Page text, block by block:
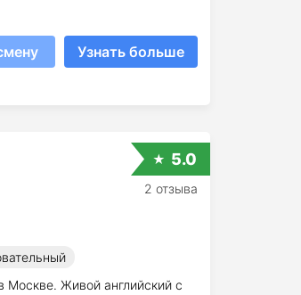
Узнать больше
Москве. Живой английский с
5.0
2 отзыва